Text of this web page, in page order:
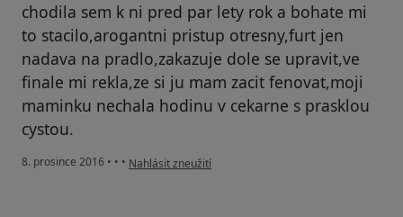
chodila sem k ni pred par lety rok a bohate mi
to stacilo,arogantni pristup otresny,furt jen
nadava na pradlo,zakazuje dole se upravit,ve
finale mi rekla,ze si ju mam zacit fenovat,moji
maminku nechala hodinu v cekarne s prasklou
cystou.
8. prosince 2016 • • • podle názoru uživatele Váš účet byl odstraněn
Nahlásit zneužití